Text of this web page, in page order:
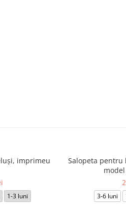
imprimeu
1-3 luni
Salopeta pentru
3-6 luni